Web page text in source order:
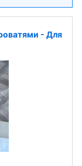
- Для